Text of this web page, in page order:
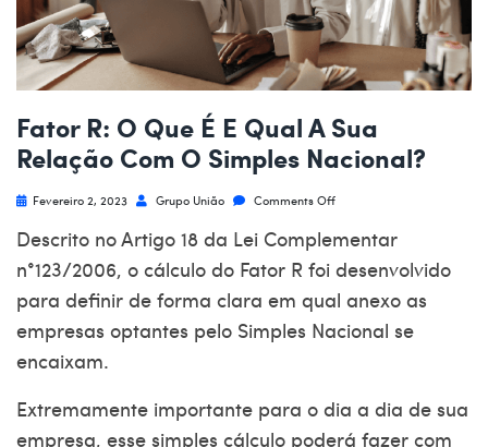
Fator R: O Que É E Qual A Sua
Relação Com O Simples Nacional?
Fevereiro 2, 2023 Grupo União Comments Off
Descrito no Artigo 18 da Lei Complementar
n°123/2006, o cálculo do Fator R foi desenvolvido
para definir de forma clara em qual anexo as
empresas optantes pelo Simples Nacional se
encaixam.
Extremamente importante para o dia a dia de sua
empresa, esse simples cálculo poderá fazer com